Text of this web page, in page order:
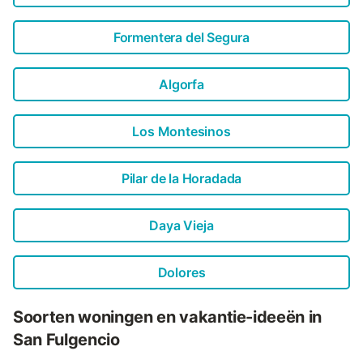
Formentera del Segura
Algorfa
Los Montesinos
Pilar de la Horadada
Daya Vieja
Dolores
Soorten woningen en vakantie-ideeën in
San Fulgencio